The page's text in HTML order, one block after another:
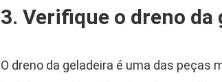
3. Verifique o dreno da
O dreno da geladeira é uma das peças